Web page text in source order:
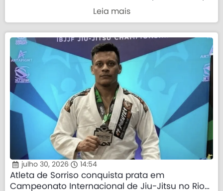
Leia mais
julho 30, 2026 14:54
Atleta de Sorriso conquista prata em
Campeonato Internacional de Jiu-Jitsu no Rio